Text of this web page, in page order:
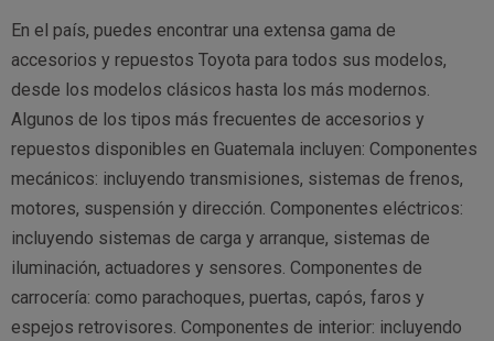
En el país, puedes encontrar una extensa gama de
accesorios y repuestos Toyota para todos sus modelos,
desde los modelos clásicos hasta los más modernos.
Algunos de los tipos más frecuentes de accesorios y
repuestos disponibles en Guatemala incluyen: Componentes
mecánicos: incluyendo transmisiones, sistemas de frenos,
motores, suspensión y dirección. Componentes eléctricos:
incluyendo sistemas de carga y arranque, sistemas de
iluminación, actuadores y sensores. Componentes de
carrocería: como parachoques, puertas, capós, faros y
espejos retrovisores. Componentes de interior: incluyendo